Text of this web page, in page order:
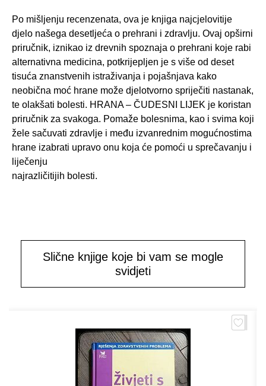
Po mišljenju recenzenata, ova je knjiga najcjelovitije
djelo našega desetljeća o prehrani i zdravlju. Ovaj opširni
priručnik, iznikao iz drevnih spoznaja o prehrani koje rabi
alternativna medicina, potkrijepljen je s više od deset
tisuća znanstvenih istraživanja i pojašnjava kako
neobična moć hrane može djelotvorno spriječiti nastanak,
te olakšati bolesti. HRANA – ČUDESNI LIJEK je koristan
priručnik za svakoga. Pomaže bolesnima, kao i svima koji
žele sačuvati zdravlje i među izvanrednim mogućnostima
hrane izabrati upravo onu koja će pomoći u sprečavanju i
liječenju
najrazličitijih bolesti.
Slične knjige koje bi vam se mogle
svidjeti